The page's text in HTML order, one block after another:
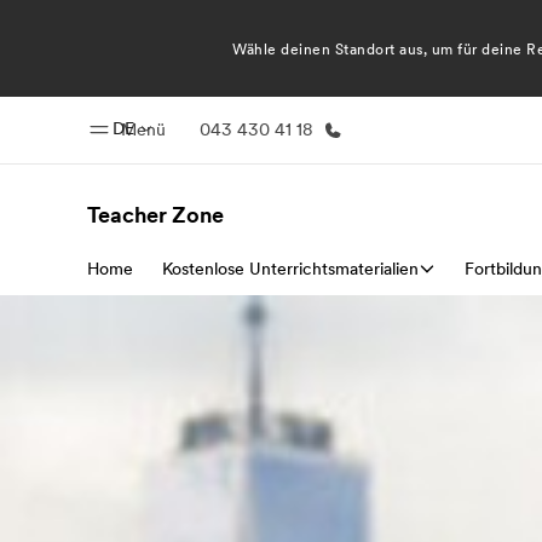
Wähle deinen Standort aus, um für deine
Menü
DE 043 430 41 18
Home
Willkommen bei EF
Teacher Zone
Home Kostenlose Unterrichtsmaterialien